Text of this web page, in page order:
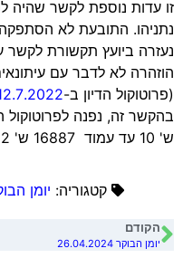
זו עדות נוספת לקשר שהיה
נתניהו. התובעת לא
נעזרה ביועץ תקשורת לקשר
הוזהרה לא לדבר עם
(פרוטוקול הדיון ב-
בהקשר זה, נפנה לפרוטוקול
ש' 10 עד עמוד 16887 ש' 12.
קטגוריה: יומן
הקודם
יומן הבוקר 26.04.2024